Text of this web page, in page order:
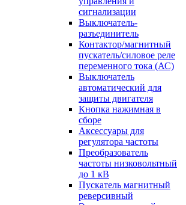
сигнализации
Выключатель-
разъединитель
Контактор/магнитный
пускатель/силовое реле
переменного тока (АС)
Выключатель
автоматический для
защиты двигателя
Кнопка нажимная в
сборе
Аксессуары для
регулятора частоты
Преобразователь
частоты низковольтный
до 1 кВ
Пускатель магнитный
реверсивный